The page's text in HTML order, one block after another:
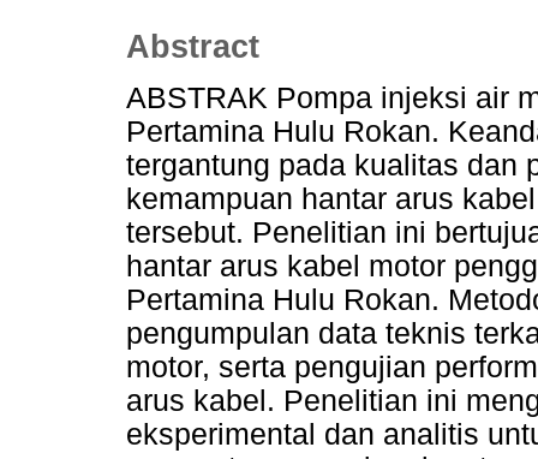
Abstract
ABSTRAK Pompa injeksi air
Pertamina Hulu Rokan.
tergantung pada kualitas dan
kemampuan hantar arus
tersebut. Penelitian ini
hantar arus kabel motor
Pertamina Hulu Rokan.
pengumpulan data teknis
motor, serta pengujian
arus kabel. Penelitian ini
eksperimental dan analitis